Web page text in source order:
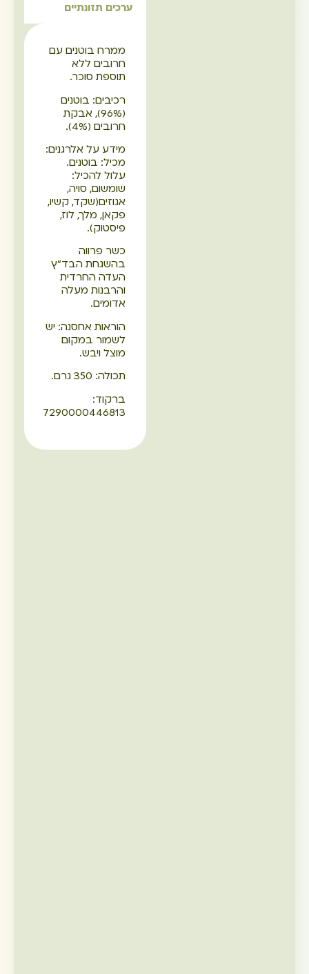
ערכים תזונתיים
ממרח בוטנים עם
חרובים ללא
תוספת סוכר.
רכיבים: בוטנים
(96%), אבקת
חרובים (4%).
מידע על אלרגנים:
מכיל: בוטנים.
עלול להכיל:
שומשום, סויה,
אגוזים(שקד, קשיו,
פקאן, מלך, לוז,
פיסטוק).
כשר פרווה
בהשגחת הבד"ץ
העדה החרדית
והרבנות מעלה
אדומים.
הוראות אחסנה: יש
לשמור במקום
מוצל ויבש.
תכולה: 350 גרם.
ברקוד:
7290000446813